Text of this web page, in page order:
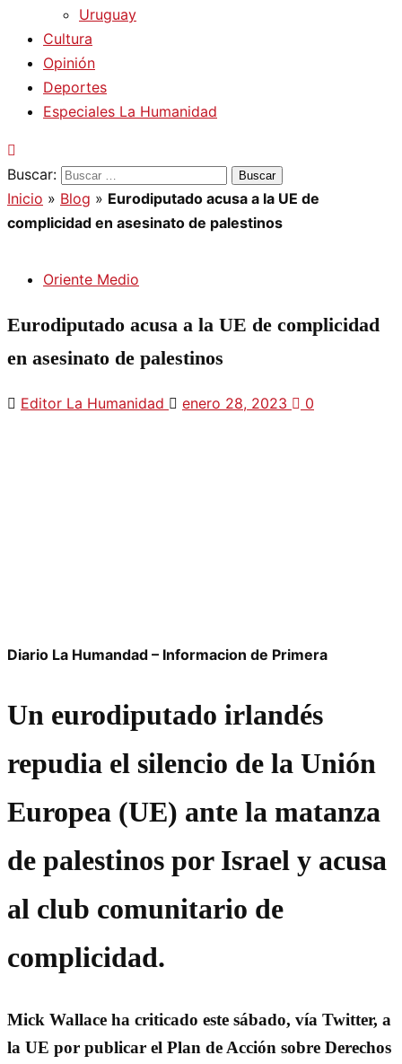
Uruguay
Cultura
Opinión
Deportes
Especiales La Humanidad
Buscar:
Inicio » Blog » Eurodiputado acusa a la UE de
complicidad en asesinato de palestinos
Oriente Medio
Eurodiputado acusa a la UE de complicidad
en asesinato de palestinos
Editor La Humanidad enero 28, 2023 0
Diario La Humandad – Informacion de Primera
Un eurodiputado irlandés
repudia el silencio de la Unión
Europea (UE) ante la matanza
de palestinos por Israel y acusa
al club comunitario de
complicidad.
Mick Wallace ha criticado este sábado, vía Twitter, a
la UE por publicar el Plan de Acción sobre Derechos